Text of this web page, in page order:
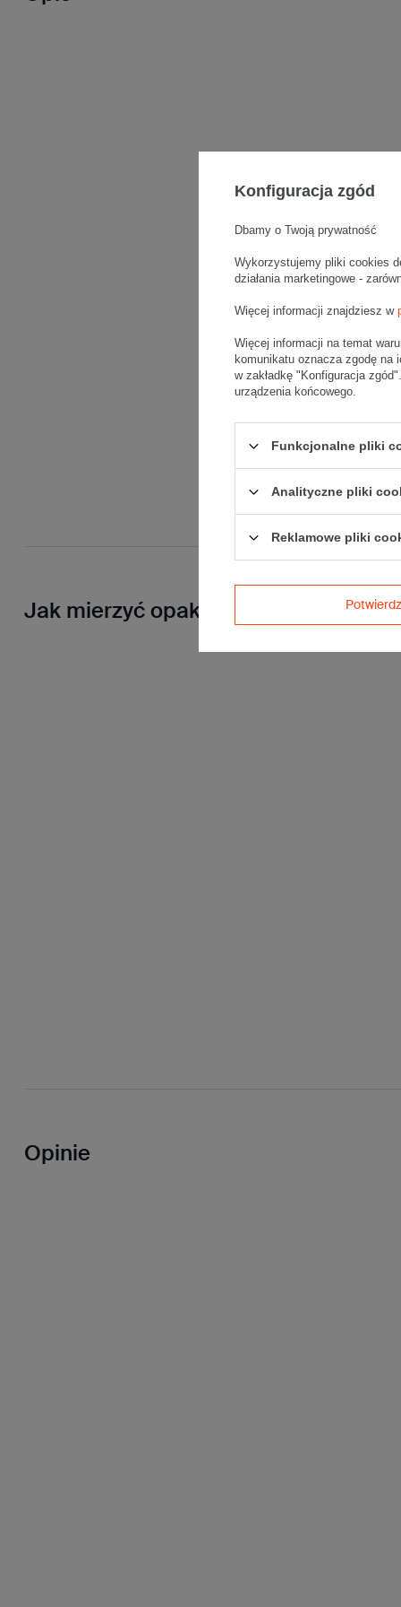
Jak mierzyć opakowanie
Opinie
Konfiguracja zgód
Dbamy o Twoją prywatność
Wykorzystujemy pliki cookies
działania marketingowe -
Więcej informacji znajdziesz w
Więcej informacji na temat
komunikatu oznacza zgodę na
w zakładkę "Konfiguracja
urządzenia końcowego.
Funkcjonalne pliki
Analityczne pliki
Reklamowe pliki